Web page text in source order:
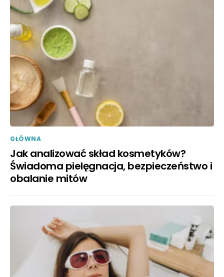
GŁÓWNA
Jak analizować skład kosmetyków?
Świadoma pielęgnacja, bezpieczeństwo i
obalanie mitów